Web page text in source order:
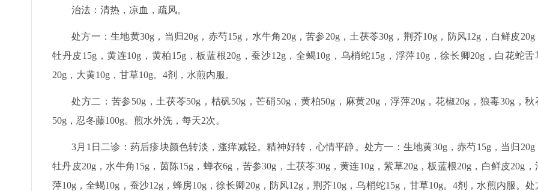
治法：清热，凉血，疏风。
处方一：生地黄30g，当归20g，赤芍15g，水牛角20g，苦参20g，土茯苓30g，荆芥10g，防风12g，白鲜皮20g
牡丹皮15g，黄连10g，黄柏15g，板蓝根20g，蚕沙12g，全蝎10g，乌梢蛇15g，浮萍10g，徐长卿20g，白花蛇舌
20g，大黄10g，甘草10g。4剂，水煎内服。
处方二：苦参50g，土茯苓50g，枯矾50g，芒硝50g，黄柏50g，麻黄20g，浮萍20g，花椒20g，狼毒30g，秋
50g，忍冬藤100g。煎水外洗，每天2次。
3月1日二诊：药后疹块颜色转淡，瘙痒减轻。精神好转，心情平静。处方一：生地黄30g，赤芍15g，当归20g
牡丹皮20g，水牛角15g，茵陈15g，蝉衣6g，苦参30g，土茯苓30g，黄连10g，紫草20g，板蓝根20g，白鲜皮20g，
萍10g，全蝎10g，蚕沙12g，蜂房10g，徐长卿20g，防风12g，荆芥10g，乌梢蛇15g，甘草10g。4剂，水煎内服。处